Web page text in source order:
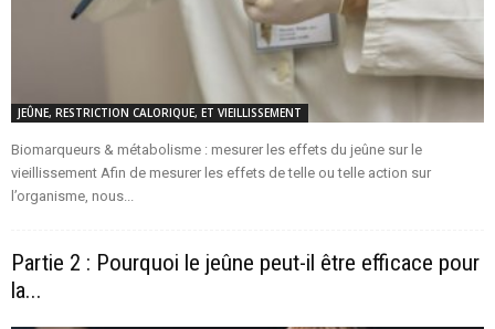
JEÛNE, RESTRICTION CALORIQUE, ET VIEILLISSEMENT
Biomarqueurs & métabolisme : mesurer les effets du jeûne sur le
vieillissement Afin de mesurer les effets de telle ou telle action sur
l’organisme, nous...
Partie 2 : Pourquoi le jeûne peut-il être efficace pour
la...